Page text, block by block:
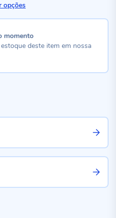
opções
momento
deste item em nossa